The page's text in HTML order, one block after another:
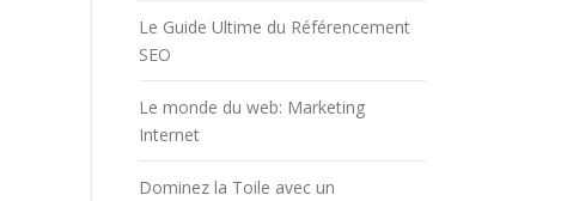
Le Guide Ultime du Référencement
SEO
Le monde du web: Marketing
Internet
Dominez la Toile avec un